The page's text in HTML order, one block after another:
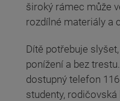
široký rámec může
rozdílné materiály a
Dítě potřebuje
ponížení a bez
dostupný telefon
studenty,